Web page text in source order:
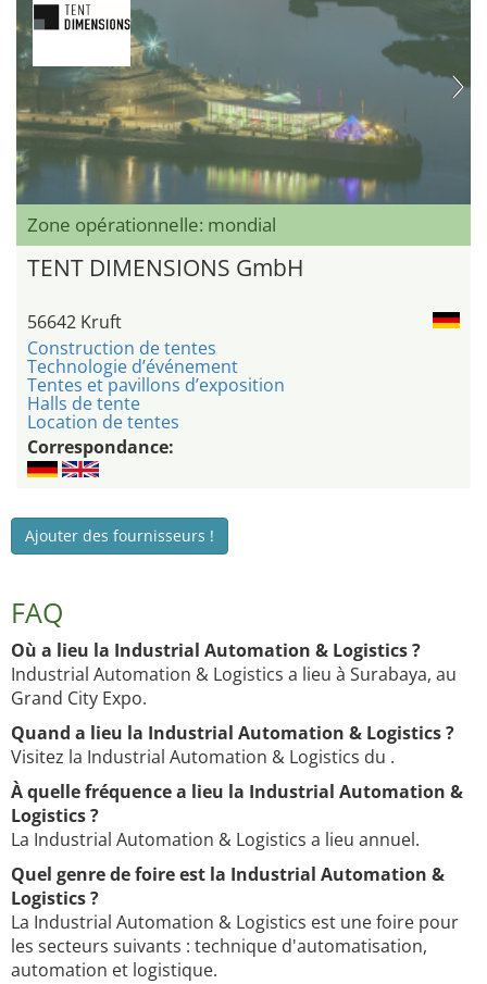
Zone opérationnelle: mondial
TENT DIMENSIONS GmbH
56642 Kruft
Construction de tentes
Technologie d’événement
Tentes et pavillons d’exposition
Halls de tente
Location de tentes
Correspondance:
Ajouter des fournisseurs !
FAQ
Où a lieu la Industrial Automation & Logistics ?
Industrial Automation & Logistics a lieu à Surabaya, au
Grand City Expo.
Quand a lieu la Industrial Automation & Logistics ?
Visitez la Industrial Automation & Logistics du .
À quelle fréquence a lieu la Industrial Automation &
Logistics ?
La Industrial Automation & Logistics a lieu annuel.
Quel genre de foire est la Industrial Automation &
Logistics ?
La Industrial Automation & Logistics est une foire pour
les secteurs suivants : technique d'automatisation,
automation et logistique.